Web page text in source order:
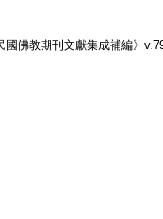
佛教期刊文獻集成補編》